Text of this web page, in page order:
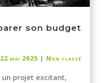
son budget
22 mai 2025 | Non classé
un projet excitant,